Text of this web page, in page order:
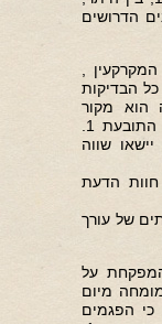
הדרושים
המקרקעין ,
הבדיקות
הוא מקור
שווה
בגין חוות הדעת
1 שכרה שירותים של עורך
ידי המפקחת על
מיום
כי הפגמים